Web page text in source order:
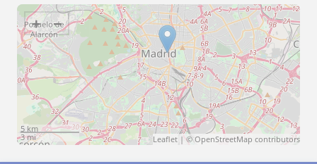
+ −
5 km
3 mi
Leaflet | © OpenStreetMap contributors